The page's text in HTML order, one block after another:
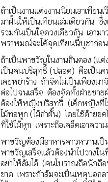
ถ้าเป็นงานแต่งงานนิยมเอาเทียน
มาฝั้นให้เป็นเทียนเล่มเดียวกัน ซึ่
รวมกันเป็นใจดวงเดียวกัน เอาม
พราหมณ์จะได้จุดเทียนนี้บูชาก่อ
ถ้าเป็นพาขวัญในงานกินดอง (แ
เป็นคนบริสุทธิ์ (ปลอด) คือเป็นค
เคยหย่าร้าง ถ้าจัดไม่เป็นเพียง
ต่อไปจนเสร็จ ต้องจัดทั้งฝ่ายชา
ต้องให้หญิงบริสุทธิ์ (เด็กหญิงที่ไ
ไม้ทอหูก (ไม้กำผั้น) โดยใช้ด้ายข
ที่ใช้ไม้หูก เพราะถือเคล็ดเอาควา
พาขวัญต้องมีอาหารคาวหวานเ
พาขวัญเสร็จแล้วต้องนำไปวางใ
อย่าให้ล้มได้ (คนโบราณถือนักถื
ขาด เพราะถ้าล้มจะเป็นเหตุบอก